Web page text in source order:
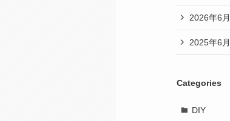
2026年6月
2025年6月
Categories
DIY